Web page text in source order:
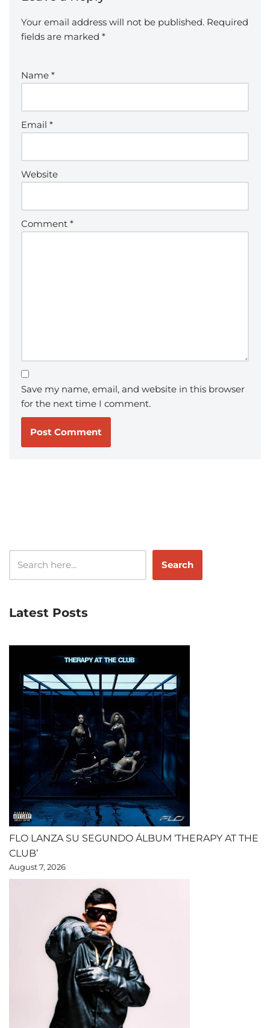
Your email address will not be published. Required
fields are marked *
Name *
Email *
Website
Comment *
Save my name, email, and website in this browser
for the next time I comment.
Search
Latest Posts
FLO LANZA SU SEGUNDO ÁLBUM ‘THERAPY AT THE
CLUB’
August 7, 2026